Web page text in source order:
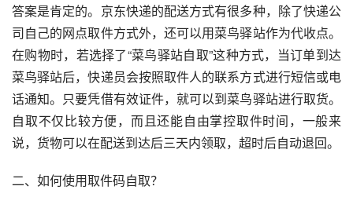
答案是肯定的。京东快递的配送方式有很多种，除了快递公
司自己的网点取件方式外，还可以用菜鸟驿站作为代收点。
在购物时，若选择了“菜鸟驿站自取”这种方式，当订单到达
菜鸟驿站后，快递员会按照取件人的联系方式进行短信或电
话通知。只要凭借有效证件，就可以到菜鸟驿站进行取货。
自取不仅比较方便，而且还能自由掌控取件时间，一般来
说，货物可以在配送到达后三天内领取，超时后自动退回。
二、如何使用取件码自取？